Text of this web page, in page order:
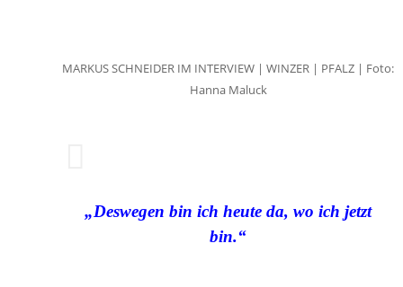
MARKUS SCHNEIDER IM INTERVIEW | WINZER | PFALZ | Foto:
Hanna Maluck
„Deswegen bin ich heute da, wo ich jetzt
bin.“